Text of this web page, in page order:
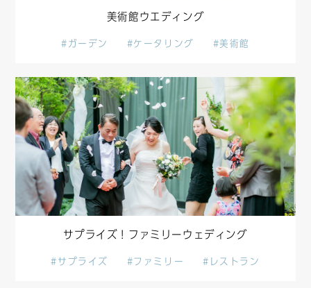
美術館ウエディング
#ガーデン #ケータリング #美術館
サプライズ！ファミリーウェディング
#サプライズ #ファミリー #レストラン